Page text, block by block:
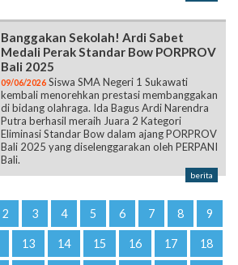
Banggakan Sekolah! Ardi Sabet
Medali Perak Standar Bow PORPROV
Bali 2025
09/06/2026 Siswa SMA Negeri 1 Sukawati
kembali menorehkan prestasi membanggakan
di bidang olahraga. Ida Bagus Ardi Narendra
Putra berhasil meraih Juara 2 Kategori
Eliminasi Standar Bow dalam ajang PORPROV
Bali 2025 yang diselenggarakan oleh PERPANI
Bali.
berita
2 3 4 5 6 7 8 9
13 14 15 16 17 18